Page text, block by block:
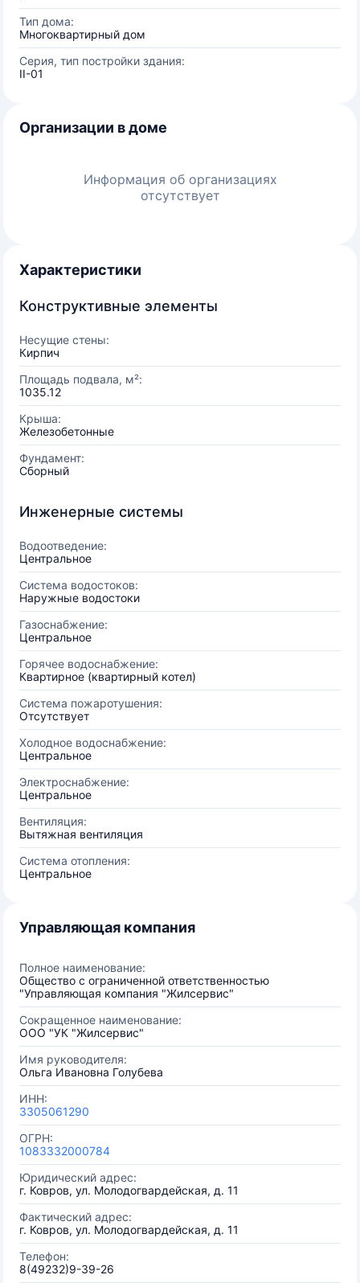
Тип дома:
Многоквартирный дом
Серия, тип постройки здания:
II-01
Организации в доме
Информация об организациях
отсутствует
Характеристики
Конструктивные элементы
Несущие стены:
Кирпич
Площадь подвала, м²:
1035.12
Крыша:
Железобетонные
Фундамент:
Сборный
Инженерные системы
Водоотведение:
Центральное
Система водостоков:
Наружные водостоки
Газоснабжение:
Центральное
Горячее водоснабжение:
Квартирное (квартирный котел)
Система пожаротушения:
Отсутствует
Холодное водоснабжение:
Центральное
Электроснабжение:
Центральное
Вентиляция:
Вытяжная вентиляция
Система отопления:
Центральное
Управляющая компания
Полное наименование:
Общество с ограниченной ответственностью
"Управляющая компания "Жилсервис"
Сокращенное наименование:
ООО "УК "Жилсервис"
Имя руководителя:
Ольга Ивановна Голубева
ИНН:
3305061290
ОГРН:
1083332000784
Юридический адрес:
г. Ковров, ул. Молодогвардейская, д. 11
Фактический адрес:
г. Ковров, ул. Молодогвардейская, д. 11
Телефон:
8(49232)9-39-26